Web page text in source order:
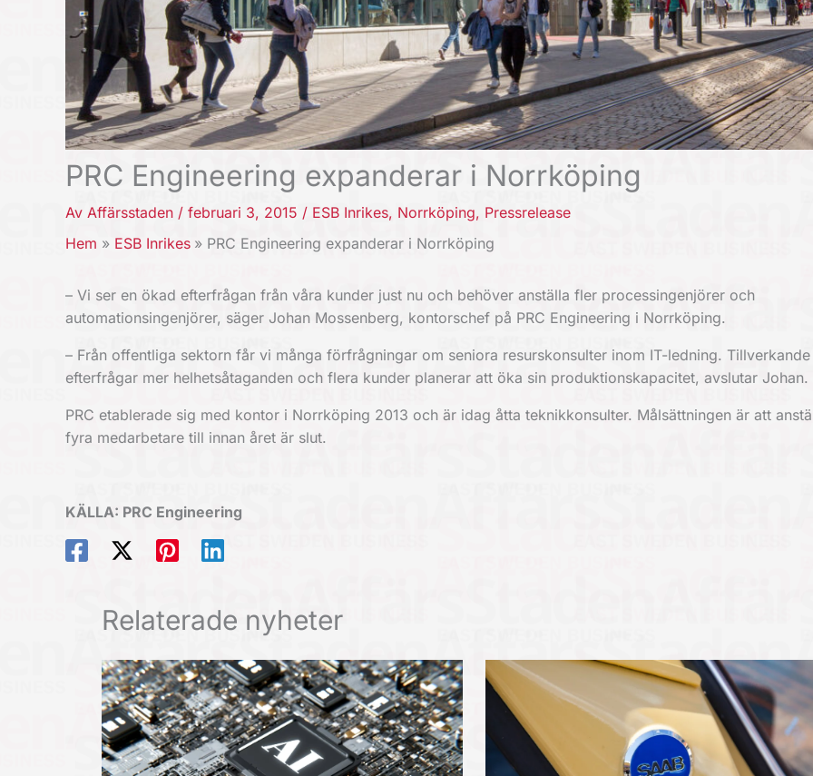
PRC Engineering expanderar i Norrköping
Av Affärsstaden / februari 3, 2015 / ESB Inrikes, Norrköping, Pressrelease
Hem
ESB Inrikes PRC Engineering expanderar i Norrköping
– Vi ser en ökad efterfrågan från våra kunder just nu och behöver anställa fler processingenjörer och
automationsingenjörer, säger Johan Mossenberg, kontorschef på PRC Engineering i Norrköping.
– Från offentliga sektorn får vi många förfrågningar om seniora resurskonsulter inom IT-ledning.
efterfrågar mer helhetsåtaganden och flera kunder planerar att öka sin produktionskapacitet, avslutar Johan.
PRC etablerade sig med kontor i Norrköping 2013 och är idag åtta teknikkonsulter. Målsättningen är att
fyra medarbetare till innan året är slut.
KÄLLA: PRC Engineering
Relaterade nyheter